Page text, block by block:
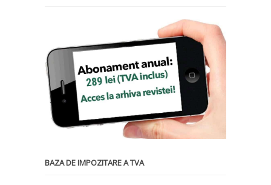
BAZA DE IMPOZITARE A TVA